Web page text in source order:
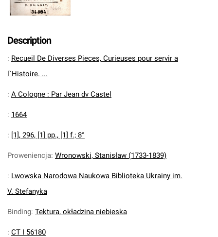
Description
: Recueil De Diverses Pieces, Curieuses pour servir a
l`Histoire. ...
: A Cologne : Par Jean dv Castel
: 1664
: [1], 296, [1] pp., [1] f.; 8°
Proweniencja: Wronowski, Stanisław (1733-1839)
: Lwowska Narodowa Naukowa Biblioteka Ukrainy im.
V. Stefanyka
Binding: Tektura, okładzina niebieska
: CT I 56180